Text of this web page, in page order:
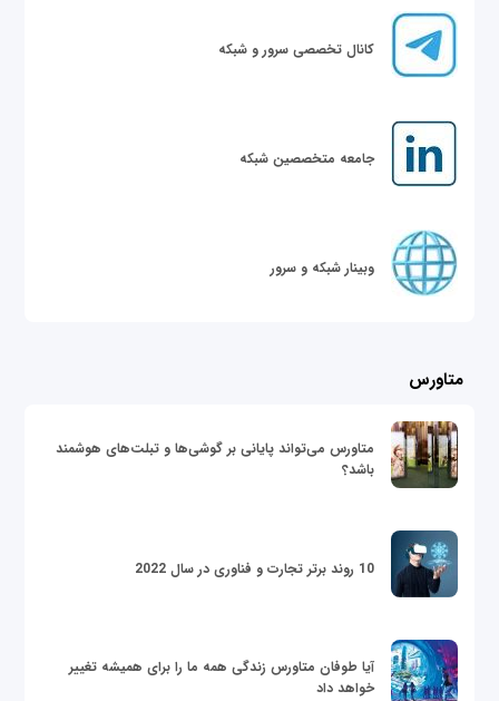
کانال تخصصی سرور و شبکه
جامعه متخصصین شبکه
وبینار شبکه و سرور
متاورس
متاورس می‌تواند پایانی بر گوشی‌ها و تبلت‌های هوشمند
باشد؟
10 روند برتر تجارت و فناوری در سال 2022
آیا طوفان متاورس زندگی همه ما را برای همیشه تغییر
خواهد داد